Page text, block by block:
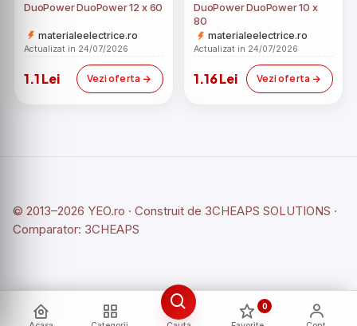
0
DuoPower DuoPower 12 x 60
materialeelectrice.ro
Actualizat in 24/07/2026
1.1 Lei Vezi oferta
DuoPower DuoPower 10 x
80
materialeelectrice.ro
Actualizat in 24/07/2026
1.16 Lei Vezi oferta
© 2013–2026 YEO.ro · Construit de 3CHEAPS SOLUTIONS ·
Comparator: 3CHEAPS